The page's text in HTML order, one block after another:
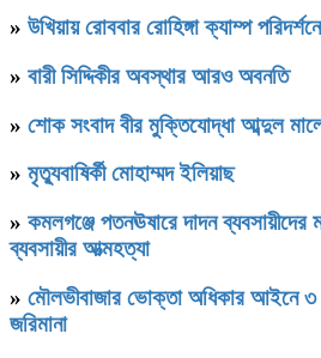
» উখিয়ায় রোববার রোহিঙ্গা ক্যাম্প
» বারী সিদ্দিকীর অবস্থার আরও অবনতি
» শোক সংবাদ বীর মুক্তিযোদ্ধা আব্দুল
» মৃত্যুবাষির্কী মোহাম্মদ ইলিয়াছ
» কমলগঞ্জে পতনঊষারে দাদন ব্যবসায়ীদের
ব্যবসায়ীর আত্মহত্যা
» মৌলভীবাজার ভোক্তা অধিকার আইনে ৩
জরিমানা